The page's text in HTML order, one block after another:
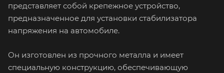
представляет собой крепежное устройство,
предназначенное для установки стабилизатора
напряжения на автомобиле.
Он изготовлен из прочного металла и имеет
специальную конструкцию, обеспечивающую